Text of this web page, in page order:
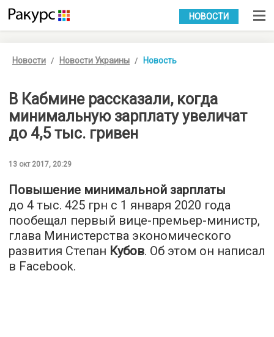
УКР РУС
НОВОСТИ
Новости Новости Украины Новость
В Кабмине рассказали, когда
минимальную зарплату увеличат
до 4,5 тыс. гривен
13 окт 2017, 20:29
Повышение минимальной зарплаты
до 4 тыс. 425 грн с 1 января 2020 года
пообещал первый вице-премьер-министр,
глава Министерства экономического
развития Степан Кубов. Об этом он написал
в Facebook.